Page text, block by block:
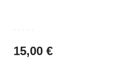
15,00 €